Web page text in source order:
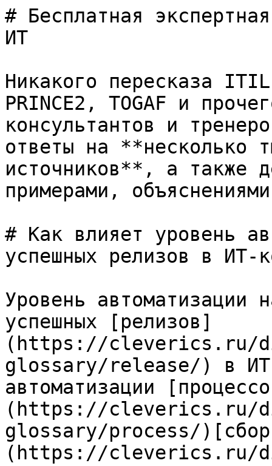
# Бесплатная
ИТ
Никакого пересказа
PRINCE2, TOGAF и
консультантов и
ответы на **несколько
источников**, а также
примерами,
# Как влияет уровень
успешных релизов в ИТ-
Уровень автоматизации
успешных [релизов]
(https://cleverics.ru/
glossary/release/) в ИТ-
автоматизации
(https://cleverics.ru/
glossary/process/
(https://cleverics.ru/